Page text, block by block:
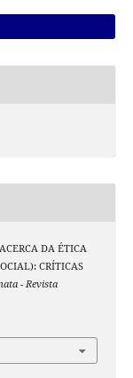
DA ÉTICA
CRÍTICAS
- Revista